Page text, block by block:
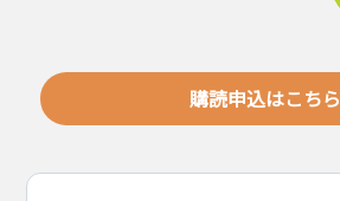
購読申込はこちら